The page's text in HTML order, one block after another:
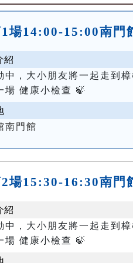
場14:00-15:00南門
紹
中，大小朋友將一起走到
場 健康小檢查 🍃
南門館
場15:30-16:30南門
紹
中，大小朋友將一起走到
場 健康小檢查 🍃